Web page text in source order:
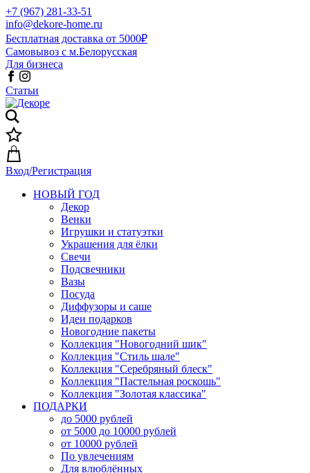
+7 (967) 281-33-51
info@dekore-home.ru
Бесплатная доставка от 5000₽
Самовывоз с м.Белорусская
Для бизнеса
Статьи
Вход/Регистрация
НОВЫЙ ГОД
Декор
Венки
Игрушки и статуэтки
Украшения для ёлки
Свечи
Подсвечники
Вазы
Посуда
Диффузоры и саше
Идеи подарков
Новогодние пакеты
Коллекция "Новогодний шик"
Коллекция "Стиль шале"
Коллекция "Серебряный блеск"
Коллекция "Пастельная роскошь"
Коллекция "Золотая классика"
ПОДАРКИ
до 5000 рублей
от 5000 до 10000 рублей
от 10000 рублей
По увлечениям
Для влюблённых